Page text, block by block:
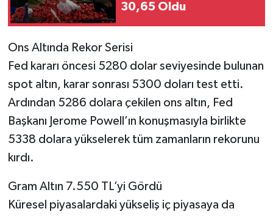
30,65 Oldu
Ons Altında Rekor Serisi
Fed kararı öncesi 5280 dolar seviyesinde bulunan
spot altın, karar sonrası 5300 doları test etti.
Ardından 5286 dolara çekilen ons altın, Fed
Başkanı Jerome Powell’ın konuşmasıyla birlikte
5338 dolara yükselerek tüm zamanların rekorunu
kırdı.
Gram Altın 7.550 TL’yi Gördü
Küresel piyasalardaki yükseliş iç piyasaya da